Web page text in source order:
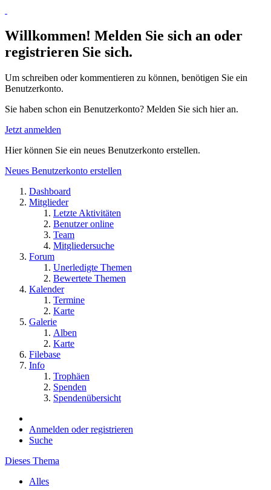
Willkommen! Melden Sie sich an oder
registrieren Sie sich.
Um schreiben oder kommentieren zu können, benötigen Sie ein
Benutzerkonto.
Sie haben schon ein Benutzerkonto? Melden Sie sich hier an.
Jetzt anmelden
Hier können Sie ein neues Benutzerkonto erstellen.
Neues Benutzerkonto erstellen
Dashboard
Mitglieder
Letzte Aktivitäten
Benutzer online
Team
Mitgliedersuche
Forum
Unerledigte Themen
Bewertete Themen
Kalender
Termine
Karte
Galerie
Alben
Karte
Filebase
Info
Trophäen
Spenden
Spendenübersicht
Anmelden oder registrieren
Suche
Dieses Thema
Alles